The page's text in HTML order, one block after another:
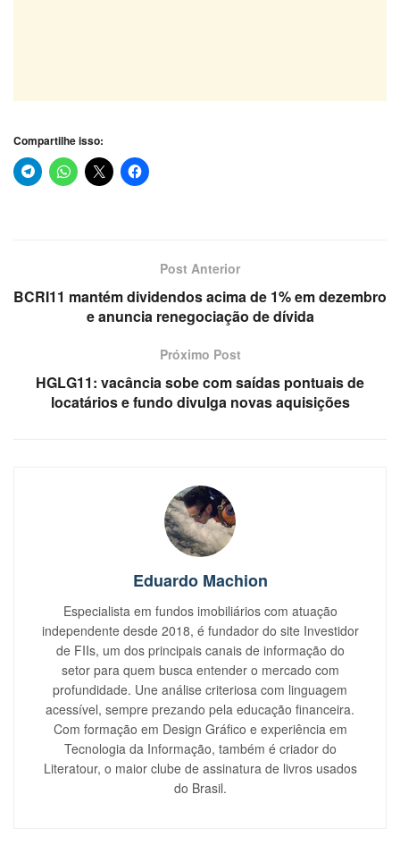
Compartilhe isso:
Post Anterior
BCRI11 mantém dividendos acima de 1% em dezembro
e anuncia renegociação de dívida
Próximo Post
HGLG11: vacância sobe com saídas pontuais de
locatários e fundo divulga novas aquisições
Eduardo Machion
Especialista em fundos imobiliários com atuação
independente desde 2018, é fundador do site Investidor
de FIIs, um dos principais canais de informação do
setor para quem busca entender o mercado com
profundidade. Une análise criteriosa com linguagem
acessível, sempre prezando pela educação financeira.
Com formação em Design Gráfico e experiência em
Tecnologia da Informação, também é criador do
Literatour, o maior clube de assinatura de livros usados
do Brasil.